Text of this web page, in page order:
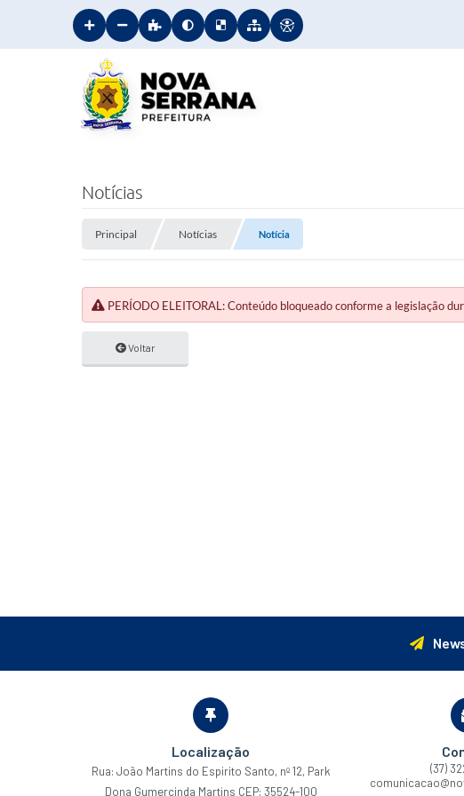
Notícias
Principal Notícias Notícia
PERÍODO ELEITORAL: Conteúdo bloqueado conforme a legislação
Voltar
Localização
Rua: João Martins do Espirito Santo, nº 12, Park
Dona Gumercinda Martins CEP: 35524-100
(37)